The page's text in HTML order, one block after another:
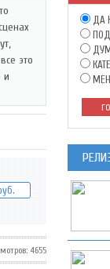
это
и
4655
ДА